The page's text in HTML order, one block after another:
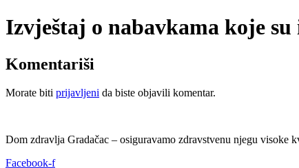
Izvještaj o nabavkama koje
Komentariši
Morate biti prijavljeni da biste objavili komentar.
Dom zdravlja Gradačac – osiguravamo zdravstvenu njegu visoke
Facebook-f